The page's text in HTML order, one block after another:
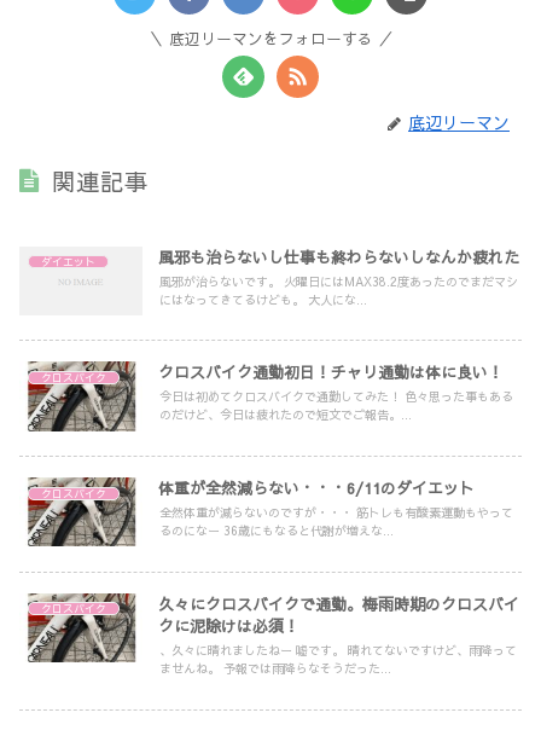
底辺リーマンをフォローする
底辺リーマン
関連記事
ダイエット 風邪も治らないし仕事も終わらないしなんか疲れた
風邪が治らないです。 火曜日にはMAX38.2度あったのでまだマシ
にはなってきてるけども。 大人にな...
クロスバイク クロスバイク通勤初日！チャリ通勤は体に良い！
今日は初めてクロスバイクで通勤してみた！ 色々思った事もある
のだけど、今日は疲れたので短文でご報告。...
クロスバイク 体重が全然減らない・・・6/11のダイエット
全然体重が減らないのですが・・・ 筋トレも有酸素運動もやって
るのになー 36歳にもなると代謝が増えな...
クロスバイク
久々にクロスバイクで通勤。梅雨時期のクロスバイ
クに泥除けは必須！
、久々に晴れましたねー 嘘です。 晴れてないですけど、雨降って
ませんね。 予報では雨降らなそうだった...